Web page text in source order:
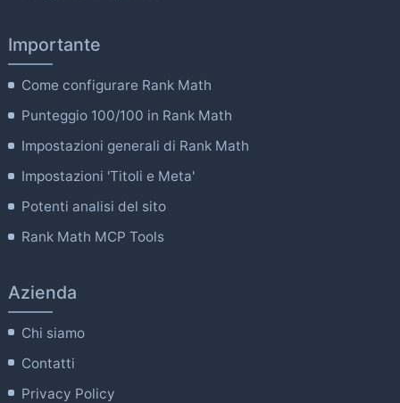
Importante
Come configurare Rank Math
Punteggio 100/100 in Rank Math
Impostazioni generali di Rank Math
Impostazioni 'Titoli e Meta'
Potenti analisi del sito
Rank Math MCP Tools
Azienda
Chi siamo
Contatti
Privacy Policy